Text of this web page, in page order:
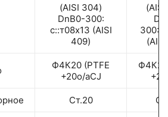
(AISI 304)
DnB0-300:
с::т08х13 (AISI
409)
Ф4К20 (РТFЕ
+20o/aCJ
Ст.20